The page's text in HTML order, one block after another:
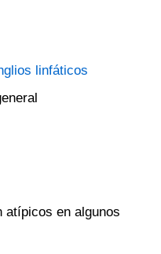
linfáticos
atípicos en algunos